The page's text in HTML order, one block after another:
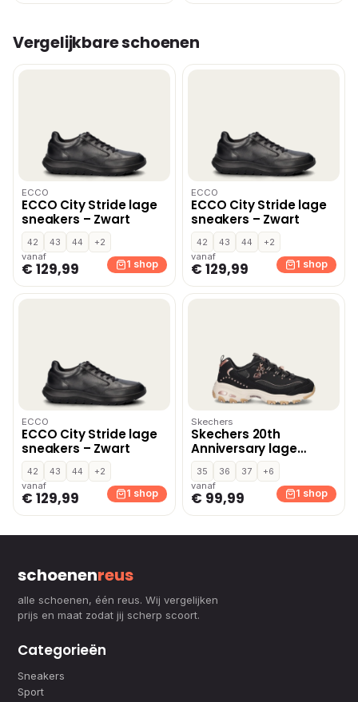
Vergelijkbare schoenen
ECCO
ECCO City Stride lage
sneakers – Zwart
42 43 44
+2
vanaf
€ 129,99 1 shop
ECCO
ECCO City Stride lage
sneakers – Zwart
42 43 44
+2
vanaf
€ 129,99 1 shop
ECCO
ECCO City Stride lage
sneakers – Zwart
42 43 44
+2
vanaf
€ 129,99 1 shop
Skechers
Skechers 20th
Anniversary lage
sneakers – Zwart
35 36 37
+6
vanaf
€ 99,99 1 shop
schoenenreus
alle schoenen, één reus. Wij vergelijken
prijs en maat zodat jij scherp scoort.
Categorieën
Sneakers
Sport